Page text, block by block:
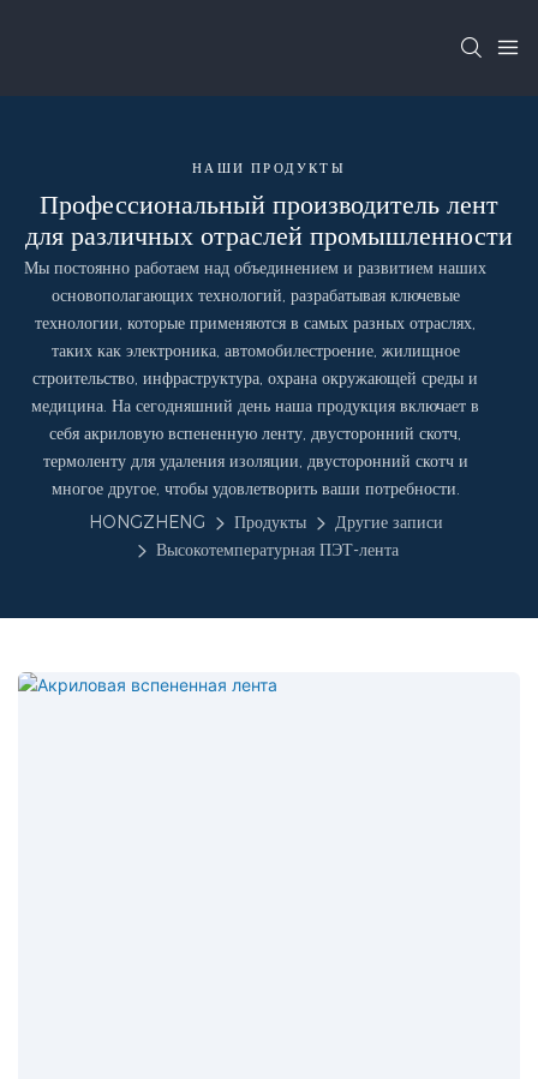
НАШИ ПРОДУКТЫ
Профессиональный производитель лент
для различных отраслей промышленности
Мы постоянно работаем над объединением и развитием наших
основополагающих технологий, разрабатывая ключевые
технологии, которые применяются в самых разных отраслях,
таких как электроника, автомобилестроение, жилищное
строительство, инфраструктура, охрана окружающей среды и
медицина. На сегодняшний день наша продукция включает в
себя акриловую вспененную ленту, двусторонний скотч,
термоленту для удаления изоляции, двусторонний скотч и
многое другое, чтобы удовлетворить ваши потребности.
HONGZHENG
Продукты
Другие записи
Высокотемпературная ПЭТ-лента